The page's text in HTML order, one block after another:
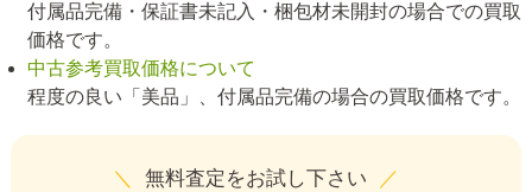
付属品完備・保証書未記入・梱包材未開封の場合での買取
価格です。
中古参考買取価格について
程度の良い「美品」、付属品完備の場合の買取価格です。
＼ 無料査定をお試し下さい ／